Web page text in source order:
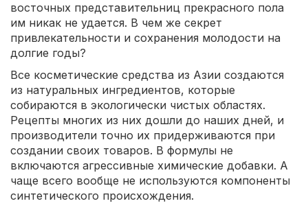
восточных представительниц прекрасного пола
им никак не удается. В чем же секрет
привлекательности и сохранения молодости на
долгие годы?
Все косметические средства из Азии создаются
из натуральных ингредиентов, которые
собираются в экологически чистых областях.
Рецепты многих из них дошли до наших дней, и
производители точно их придерживаются при
создании своих товаров. В формулы не
включаются агрессивные химические добавки. А
чаще всего вообще не используются компоненты
синтетического происхождения.